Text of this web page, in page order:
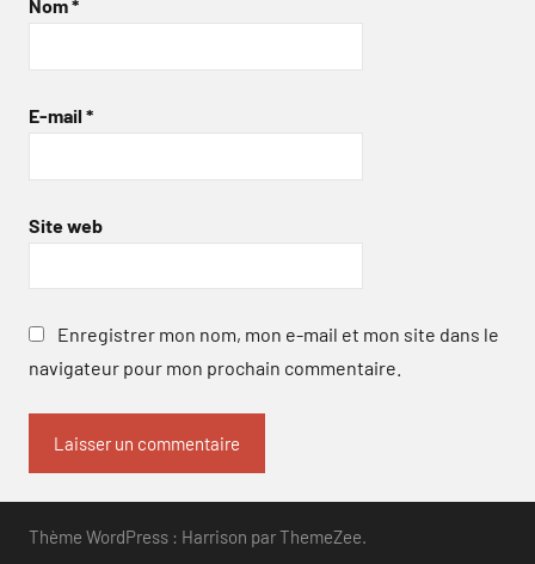
Nom*
E-mail *
Site web
Enregistrer mon nom, mon e-mail et mon site dans le
navigateur pour mon prochain commentaire.
Thème WordPress : Harrison par ThemeZee.